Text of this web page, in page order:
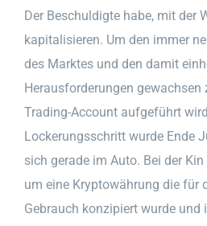
Der Beschuldigte habe, mit der
kapitalisieren. Um den immer
des Marktes und den damit
Herausforderungen gewachsen
Trading-Account aufgeführt
Lockerungsschritt wurde Ende
sich gerade im Auto. Bei der
um eine Kryptowährung die für
Gebrauch konzipiert wurde und